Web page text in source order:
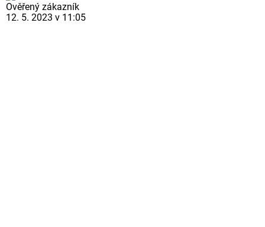
Ověřený zákazník
12. 5. 2023 v 11:05